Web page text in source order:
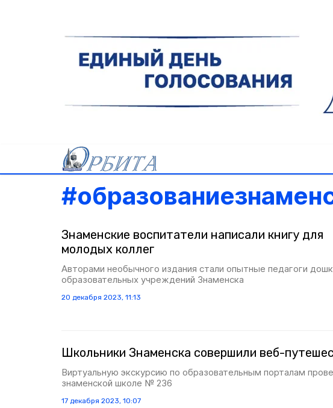
#
Знаменские воспитатели написали книгу для
молодых коллег
Авторами необычного издания стали опытные педагоги
образовательных учреждений Знаменска
20 декабря 2023, 11:13
Школьники Знаменска совершили веб-
Виртуальную экскурсию по образовательным порталам
знаменской школе № 236
17 декабря 2023, 10:07